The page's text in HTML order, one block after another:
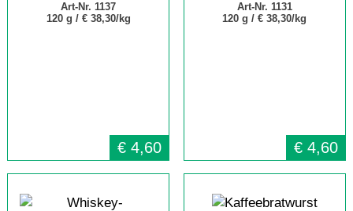
Art-Nr. 1137
120 g / € 38,30/kg
€ 4,60
Art-Nr. 1131
120 g /€ 38,30/kg
€ 4,60